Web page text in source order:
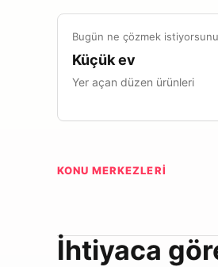
Bugün ne çözmek
Küçük ev
Yer açan düzen ürünleri
KONU MERKEZLERI
İhtiyaca